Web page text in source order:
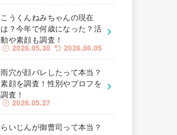
こうくんねみちゃんの現在
は？今年で何歳になった？活
動や素顔も調査！
2026.05.30 2026.06.05
雨穴が顔バレしたって本当？
素顔を調査！性別やプロフを
調査！
2026.05.27
らいじんが御曹司って本当？